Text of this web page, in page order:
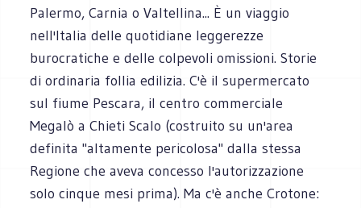
Palermo, Carnia o Valtellina... È un viaggio
nell'Italia delle quotidiane leggerezze
burocratiche e delle colpevoli omissioni. Storie
di ordinaria follia edilizia. C'è il supermercato
sul fiume Pescara, il centro commerciale
Megalò a Chieti Scalo (costruito su un'area
definita "altamente pericolosa" dalla stessa
Regione che aveva concesso l'autorizzazione
solo cinque mesi prima). Ma c'è anche Crotone: